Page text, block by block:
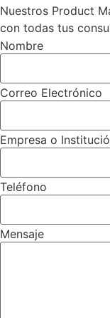
Nuestros Product
con todas tus
Nombre
Correo Electrónico
Empresa o
Teléfono
Mensaje